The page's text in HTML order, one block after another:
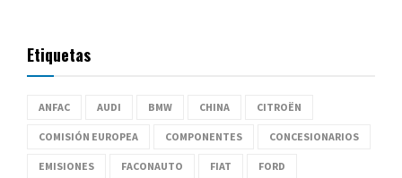
Etiquetas
ANFAC AUDI BMW CHINA CITROËN
COMISIÓN EUROPEA COMPONENTES CONCESIONARIOS
EMISIONES FACONAUTO FIAT FORD